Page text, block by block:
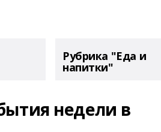
Рубрика "Еда и
напитки"
недели в